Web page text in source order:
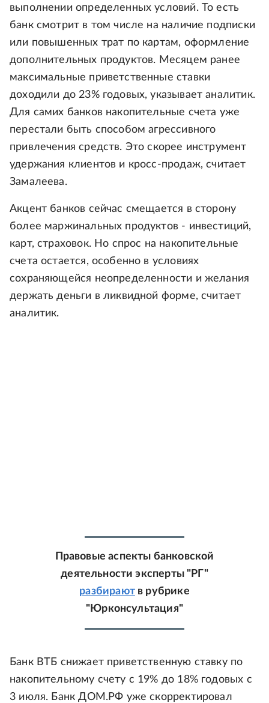
выполнении определенных условий. То есть
банк смотрит в том числе на наличие подписки
или повышенных трат по картам, оформление
дополнительных продуктов. Месяцем ранее
максимальные приветственные ставки
доходили до 23% годовых, указывает аналитик.
Для самих банков накопительные счета уже
перестали быть способом агрессивного
привлечения средств. Это скорее инструмент
удержания клиентов и кросс-продаж, считает
Замалеева.
Акцент банков сейчас смещается в сторону
более маржинальных продуктов - инвестиций,
карт, страховок. Но спрос на накопительные
счета остается, особенно в условиях
сохраняющейся неопределенности и желания
держать деньги в ликвидной форме, считает
аналитик.
Правовые аспекты банковской
деятельности эксперты "РГ"
разбираютв рубрике
"Юрконсультация"
Банк ВТБ снижает приветственную ставку по
накопительному счету с 19% до 18% годовых с
3 июля. Банк ДОМ.РФ уже скорректировал